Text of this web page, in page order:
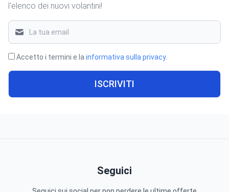
l'elenco dei nuovi volantini!
Accetto i termini e la informativa sulla privacy.
ISCRIVITI
Seguici